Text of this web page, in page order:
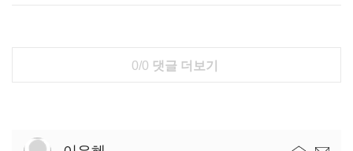
0/0 댓글 더보기